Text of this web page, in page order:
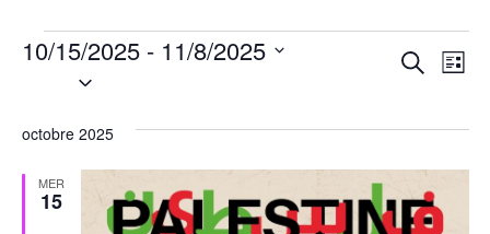
de
Recherche
Liste
10/15/2025 - 11/8/2025
Sélectionnez
octobre 2025
MER
15